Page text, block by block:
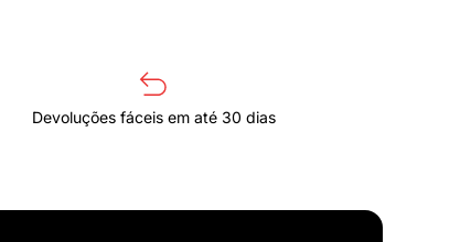
Devoluções fáceis em até 30 dias